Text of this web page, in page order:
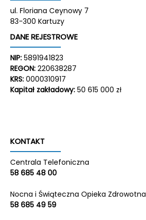
ul. Floriana Ceynowy 7
83-300 Kartuzy
DANE REJESTROWE
NIP: 5891941823
REGON: 220638287
KRS: 0000310917
Kapitał zakładowy: 50 615 000 zł
KONTAKT
Centrala Telefoniczna
58 685 48 00
Nocna i Świąteczna Opieka Zdrowotna
58 685 49 59